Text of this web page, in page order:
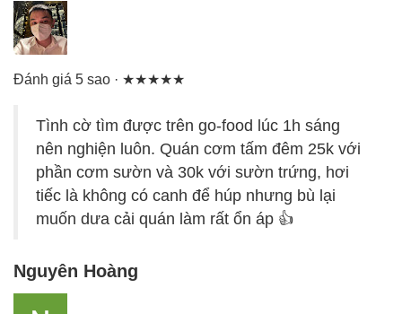
Đánh giá 5 sao · ★★★★★
Tình cờ tìm được trên go-food lúc 1h sáng
nên nghiện luôn. Quán cơm tấm đêm 25k với
phần cơm sườn và 30k với sườn trứng, hơi
tiếc là không có canh để húp nhưng bù lại
muốn dưa cải quán làm rất ổn áp 👍
Nguyên Hoàng